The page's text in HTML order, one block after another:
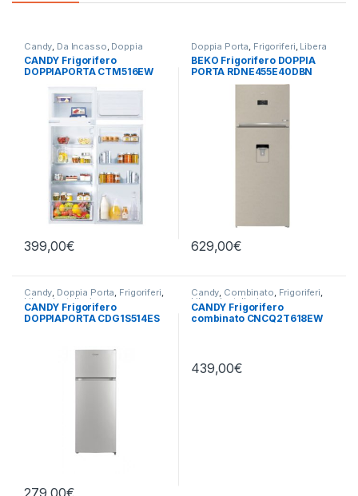
Candy Da Incasso Doppia
Porta,Frigoriferi
CANDY Frigorifero
DOPPIAPORTA CTM516EW
399,00€
Doppia Porta Frigoriferi Libera
Installazione
BEKO Frigorifero DOPPIA
PORTA RDNE455E40DBN
TOTAL NO FROST
629,00€
Candy, Doppia Porta, Frigoriferi,
Libera Installazione
CANDY Frigorifero
DOPPIAPORTA CDG1S514ES
279,00€
Candy, Combinato, Frigoriferi,
Libera Installazione
CANDY Frigorifero
combinato CNCQ2T618EW
439,00€